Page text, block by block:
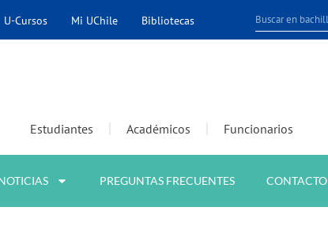
U-Cursos Mi UChile Bibliotecas
Estudiantes Académicos Funcionarios
PREGUNTAS FRECUENTES CONTACTO